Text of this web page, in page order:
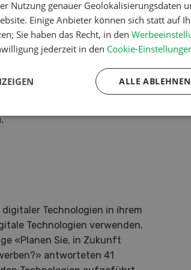
wurde am
und Verknüpfung»
den
Technologien in ihrem
Technologien verwenden,
«Planen Sie, in Zukunft
antworteten 41
Nutzung genauer Geolokalisierungsdaten
Einige Anbieter können sich statt auf
Sie haben das Recht, in den
jederzeit in den Cookie-
ALLE ABLEHNEN